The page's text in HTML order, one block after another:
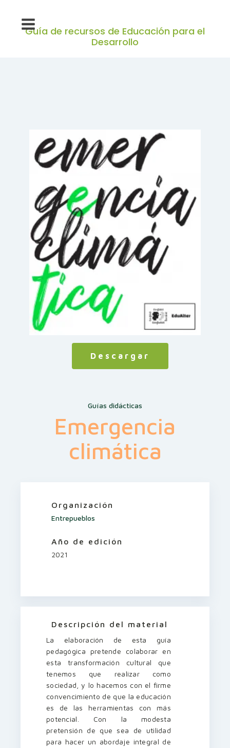
Guía de recursos de Educación para el
Desarrollo
Descargar
Guías didácticas
Emergencia
climática
Organización
Entrepueblos
Año de edición
2021
Descripción del material
La elaboración de esta guía
pedagógica pretende colaborar en
esta transformación cultural que
tenemos que realizar como
sociedad, y lo hacemos con el firme
convencimiento de que la educación
es de las herramientas con más
potencial. Con la modesta
pretensión de que sea de utilidad
para hacer un abordaje integral de